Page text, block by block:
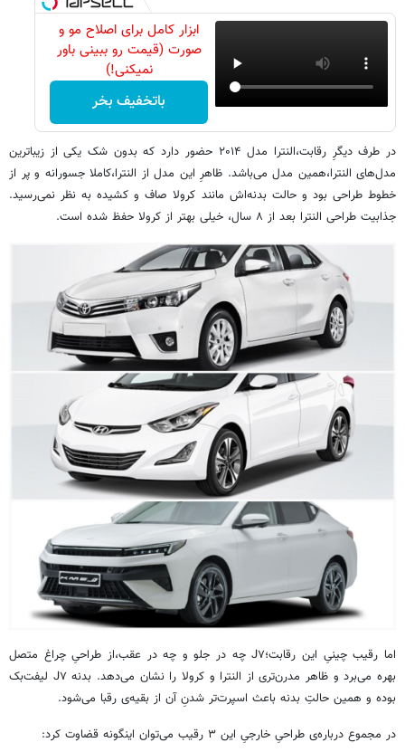
ابزار کامل برای اصلاح مو و
صورت (قیمت رو ببینی باور
نمیکنی!)
باتخفیف بخر
در طرف دیگرِ رقابت،النترا مدل ۲۰۱۴ حضور دارد که بدون شک یکی از زیباترین
مدل‌های النترا،همین مدل می‌باشد. ظاهرِ این مدل از النترا،کاملا جسورانه و پر از
خطوط طراحی بود و حالت بدنه‌اش مانند کرولا صاف و کشیده به نظر نمی‌رسید.
جذابیت طراحی النترا بعد از ۸ سال، خیلی بهتر از کرولا حفظ شده است.
اما رقیب چینیِ این رقابت؛J۷ چه در جلو و چه در عقب،از طراحیِ چراغ متصل
بهره می‌برد و ظاهر مدرن‌تری از النترا و کرولا را نشان می‌دهد. بدنه‌ J۷ لیفت‌بک
بوده و همین حالتِ بدنه باعث اسپرت‌تر شدنِ آن از بقیه‌ی رقبا می‌شود.
در مجموع درباره‌ی طراحیِ خارجیِ این ۳ رقیب می‌توان اینگونه قضاوت کرد: